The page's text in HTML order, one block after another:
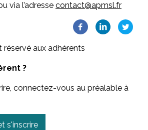
via l’adresse contact@apmsl.fr
aux adhérents
?
connectez-vous au préalable à
s'inscrire